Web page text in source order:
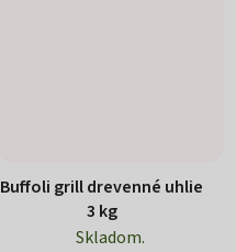
Buffoli grill drevenné uhlie
3 kg
Skladom.